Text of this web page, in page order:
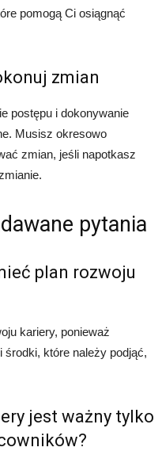
pomogą Ci osiągnąć
zmian
postępu i dokonywanie
Musisz okresowo
zmian, jeśli napotkasz
pytania
plan rozwoju
kariery, ponieważ
środki, które należy podjąć,
jest ważny tylko